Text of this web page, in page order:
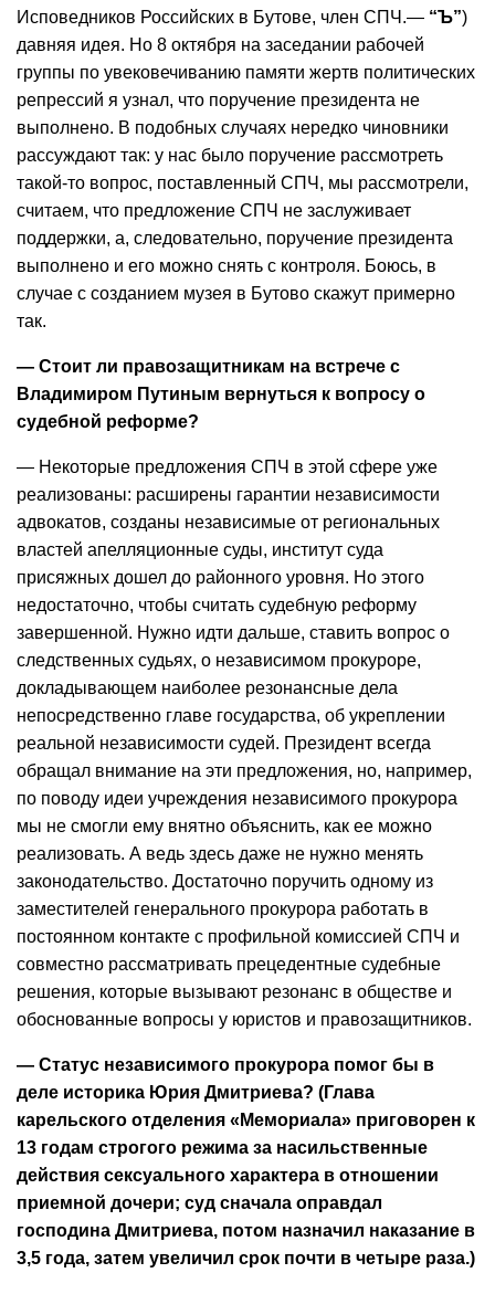
Исповедников Российских в Бутове, член СПЧ.— “Ъ”)
давняя идея. Но 8 октября на заседании рабочей
группы по увековечиванию памяти жертв политических
репрессий я узнал, что поручение президента не
выполнено. В подобных случаях нередко чиновники
рассуждают так: у нас было поручение рассмотреть
такой-то вопрос, поставленный СПЧ, мы рассмотрели,
считаем, что предложение СПЧ не заслуживает
поддержки, а, следовательно, поручение президента
выполнено и его можно снять с контроля. Боюсь, в
случае с созданием музея в Бутово скажут примерно
так.
— Стоит ли правозащитникам на встрече с
Владимиром Путиным вернуться к вопросу о
судебной реформе?
— Некоторые предложения СПЧ в этой сфере уже
реализованы: расширены гарантии независимости
адвокатов, созданы независимые от региональных
властей апелляционные суды, институт суда
присяжных дошел до районного уровня. Но этого
недостаточно, чтобы считать судебную реформу
завершенной. Нужно идти дальше, ставить вопрос о
следственных судьях, о независимом прокуроре,
докладывающем наиболее резонансные дела
непосредственно главе государства, об укреплении
реальной независимости судей. Президент всегда
обращал внимание на эти предложения, но, например,
по поводу идеи учреждения независимого прокурора
мы не смогли ему внятно объяснить, как ее можно
реализовать. А ведь здесь даже не нужно менять
законодательство. Достаточно поручить одному из
заместителей генерального прокурора работать в
постоянном контакте с профильной комиссией СПЧ и
совместно рассматривать прецедентные судебные
решения, которые вызывают резонанс в обществе и
обоснованные вопросы у юристов и правозащитников.
— Статус независимого прокурора помог бы в
деле историка Юрия Дмитриева? (Глава
карельского отделения «Мемориала» приговорен к
13 годам строгого режима за насильственные
действия сексуального характера в отношении
приемной дочери; суд сначала оправдал
господина Дмитриева, потом назначил наказание в
3,5 года, затем увеличил срок почти в четыре раза.)